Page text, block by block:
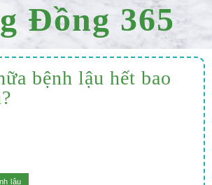
Đồng 365
bệnh lậu hết bao